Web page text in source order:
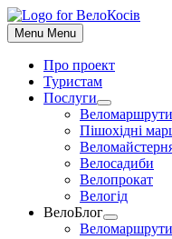
До
контенту
Menu Menu
Про проект
Туристам
Послуги
Show
sub
menu
Веломаршрути
Пішохідні
Велосадиби
Велопрокат
Велогід
ВелоБлог
Show
Веломаршрути